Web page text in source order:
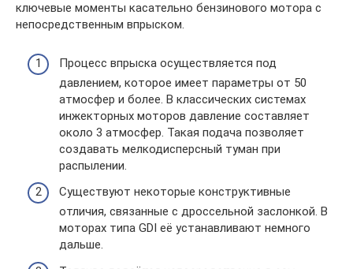
ключевые моменты касательно бензинового мотора с
непосредственным впрыском.
Процесс впрыска осуществляется под
давлением, которое имеет параметры от 50
атмосфер и более. В классических системах
инжекторных моторов давление составляет
около 3 атмосфер. Такая подача позволяет
создавать мелкодисперсный туман при
распылении.
Существуют некоторые конструктивные
отличия, связанные с дроссельной заслонкой. В
моторах типа GDI её устанавливают немного
дальше.